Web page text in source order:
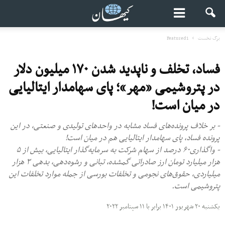
برگ نخست Featured1
فساد، تخلف و ناپدید شدن ۱۷۰ میلیون دلار
در پتروشیمی «مهر»؛ پای سهامدار ایتالیایی
در میان است!
- بر خلاف پرونده‌های فساد مشابه در واحدهای تولیدی و صنعتی، در این
پرونده فساد، پای سهامدار ایتالیایی هم در میان است!
- واگذاری۶۰ درصد از سهام شرکت به سرمایه‌گذار ایتالیایی، بیش از ۵
هزار میلیارد تومان ارز صادراتی گمشده، تبانی و رشوه‌دهی، بدهی ۳ هزار
میلیاردی، حقوق‌های نجومی و تخلفات بورسی از جمله موارد تخلفات این
پتروشیمی است.
یکشنبه ۲۰ شهریور ۱۴۰۱ برابر با ۱۱ سپتامبر ۲۰۲۲